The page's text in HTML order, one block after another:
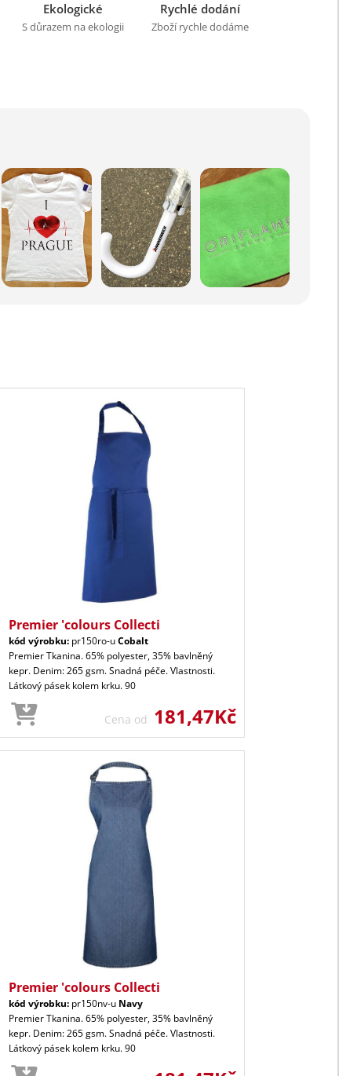
Ekologické
S důrazem na ekologii
Rychlé dodání
Zboží rychle dodáme
Premier 'colours Collecti
kód výrobku: pr150ro-uCobalt
Premier Tkanina. 65% polyester, 35% bavlněný
kepr. Denim: 265 gsm. Snadná péče. Vlastnosti.
Látkový pásek kolem krku. 90
Cena od 181,47Kč
Premier 'colours Collecti
kód výrobku: pr150nv-u Navy
Premier Tkanina. 65% polyester, 35% bavlněný
kepr. Denim: 265 gsm. Snadná péče. Vlastnosti.
Látkový pásek kolem krku. 90